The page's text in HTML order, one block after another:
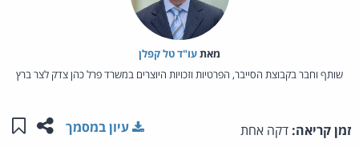
מאת‏עו"ד טל קפלן
שותף וחבר בקבוצת הסייבר, הפרטיות וזכויות היוצרים במשרד פרל כהן צדק לצר ברץ
זמן קריאה: דקה אחת שתפו
עיון במסמך